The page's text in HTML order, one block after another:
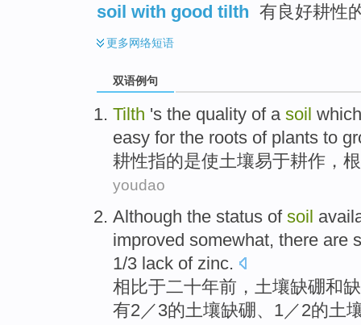
soil with good tilth 有良好耕性
更多网络短语
双语例句
Tilth 's the quality of a soil
easy for the roots of plants to
耕性指的是使土壤易于耕作，
youdao
Although the status of soil
improved somewhat, there are
1/3 lack of zinc.
相比于二十年前， 土壤缺硼和
有2／3的土壤缺硼、1／2的土